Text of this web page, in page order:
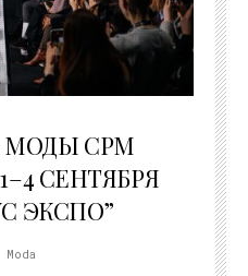
CPM
СЕНТЯБРЯ
ЭКСПО”
Moda